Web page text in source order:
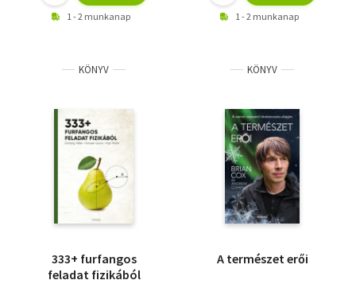
1 - 2 munkanap 1 - 2 munkanap
KÖNYV
333+ furfangos
feladat fizikából
KÖNYV
A természet erői